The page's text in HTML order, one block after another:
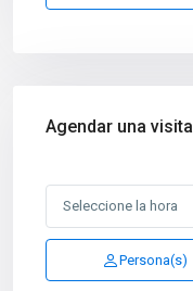
Agendar una visita
Persona(s)